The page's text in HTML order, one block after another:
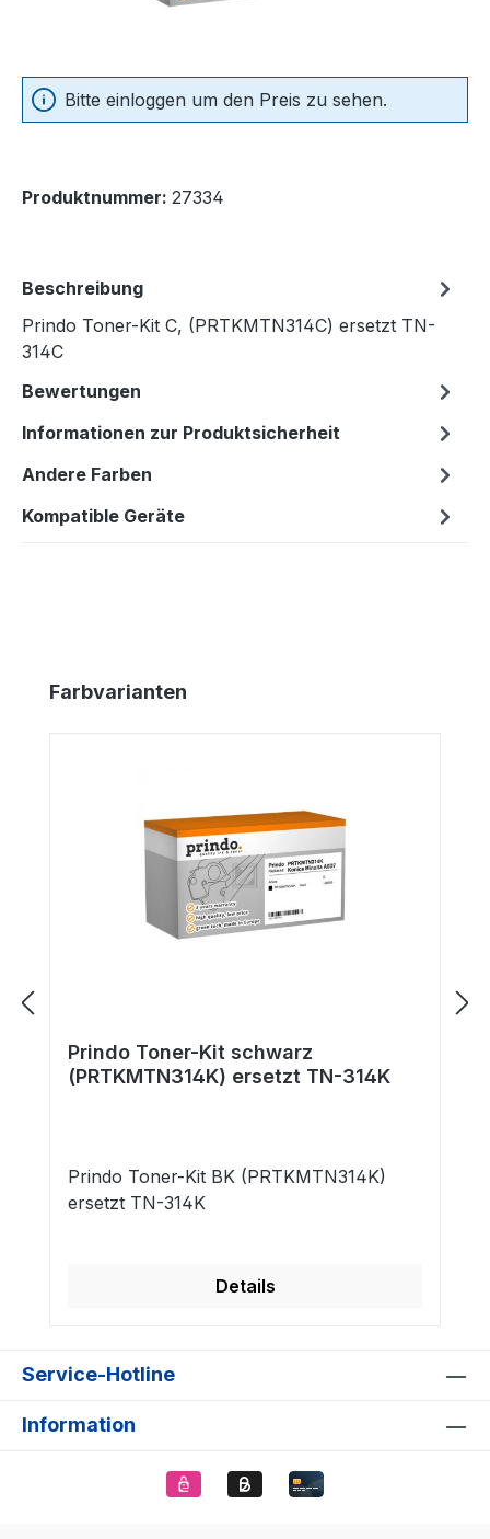
Bitte einloggen um den Preis zu sehen.
Produktnummer: 27334
Beschreibung
Prindo Toner-Kit C, (PRTKMTN314C) ersetzt TN-
314C
Bewertungen
Informationen zur Produktsicherheit
Andere Farben
Kompatible Geräte
Produktgalerie überspringen
Farbvarianten
Prindo Toner-Kit schwarz
(PRTKMTN314K) ersetzt TN-314K
Prindo Toner-Kit BK (PRTKMTN314K)
ersetzt TN-314K
Details
Service-Hotline
Information